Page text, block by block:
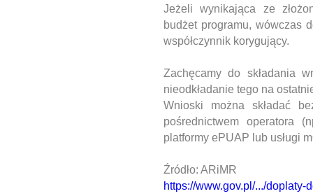
Jeżeli wynikająca ze
budżet programu, wówczas
współczynnik korygujący.
Zachęcamy do składania
nieodkładanie tego na
Wnioski można składać
pośrednictwem operatora
platformy ePUAP lub usługi
Źródło: ARiMR
https://www.gov.pl/.../doplaty-